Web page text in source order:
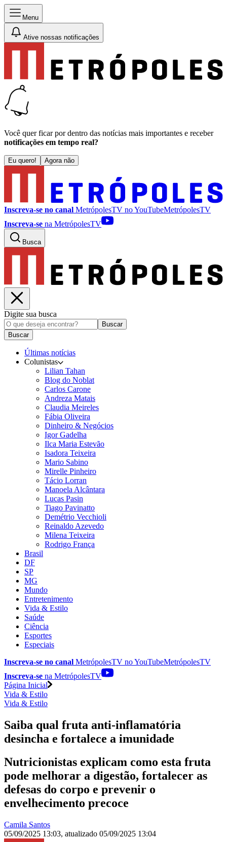
Menu
Ative nossas notificações
Você quer ficar por dentro das notícias mais importantes e receber
notificações em tempo real?
Eu quero! Agora não
Inscreva-se no canal MetrópolesTV noYouTubeMetrópolesTV
Inscreva-se na MetrópolesTV
Busca
Digite sua busca
Buscar
Buscar
Últimas notícias
Colunistas
Lilian Tahan
Blog do Noblat
Carlos Carone
Andreza Matais
Claudia Meireles
Fábia Oliveira
Dinheiro & Negócios
Igor Gadelha
Ilca Maria Estevão
Isadora Teixeira
Mario Sabino
Mirelle Pinheiro
Tácio Lorran
Manoela Alcântara
Lucas Pasin
Tiago Pavinatto
Demétrio Vecchioli
Reinaldo Azevedo
Milena Teixeira
Rodrigo França
Brasil
DF
SP
MG
Mundo
Entretenimento
Vida & Estilo
Saúde
Ciência
Esportes
Especiais
Inscreva-se no canal MetrópolesTV noYouTubeMetrópolesTV
Inscreva-se na MetrópolesTV
Página Inicial
Vida & Estilo
Vida & Estilo
Saiba qual fruta anti-inflamatória
desincha e fortalece a imunidade
Nutricionistas explicam como esta fruta
pode melhorar a digestão, fortalecer as
defesas do corpo e prevenir o
envelhecimento precoce
Camila Santos
05/09/2025 13:03, atualizado 05/09/2025 13:04